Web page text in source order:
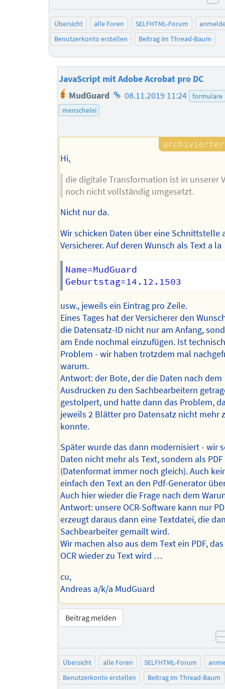
Übersicht alle Foren SELFHTML-Forum
Benutzerkonto erstellen
Beitrag im Thread-Baum
JavaScript mit Adobe Acrobat pro DC
MudGuard Homepage
08.11.2019 11:24
formulare
menschelei
Hi,
die digitale Transformation ist in unserer
noch nicht vollständig umgesetzt.
Nicht nur da.
Wir schicken Daten über eine Schnittstelle
Versicherer. Auf deren Wunsch als Text a la
Name=MudGuard
usw., jeweils ein Eintrag pro Zeile.
Eines Tages hat der Versicherer den
die Datensatz-ID nicht nur am Anfang,
am Ende nochmal einzufügen. Ist
Problem - wir haben trotzdem mal
warum.
Antwort: der Bote, der die Daten nach dem
Ausdrucken zu den Sachbearbeitern
gestolpert, und hatte dann das Problem,
jeweils 2 Blätter pro Datensatz nicht mehr
konnte.
Später wurde das dann modernisiert - wir
Daten nicht mehr als Text, sondern als
(Datenformat immer noch gleich). Auch
einfach den Text an den Pdf-Generator
Auch hier wieder die Frage nach dem
Antwort: unsere OCR-Software kann nur
erzeugt daraus dann eine Textdatei, die
Sachbearbeiter gemailt wird.
Wir machen also aus dem Text ein PDF,
OCR wieder zu Text wird …
cu,
Andreas a/k/a MudGuard
Beitrag melden
Übersicht alle Foren SELFHTML-Forum
Benutzerkonto erstellen
Beitrag im Thread-Baum